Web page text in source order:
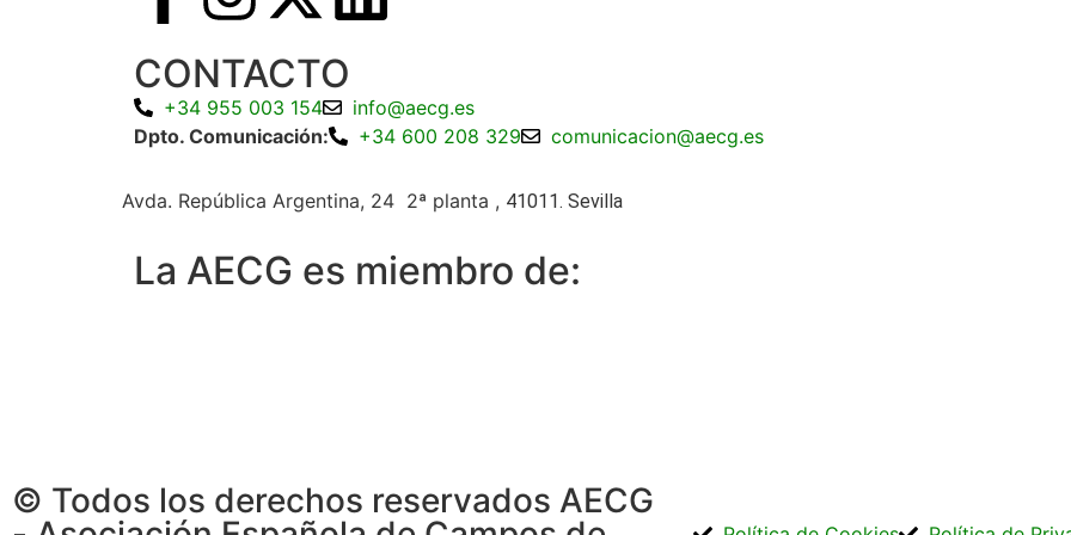
CONTACTO
+34 955 003 154
info@aecg.es
Dpto. Comunicación:
+34 600 208 329 comunicacion@aecg.es
Avda. República Argentina, 24 2ª planta , 41011. Sevilla
La AECG es miembro de:
© Todos los derechos reservados AECG